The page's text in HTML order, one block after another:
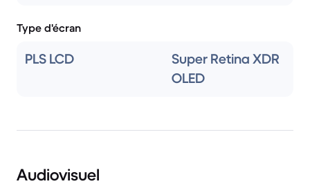
Type d'écran
PLS LCD
Super Retina XDR
OLED
Audiovisuel